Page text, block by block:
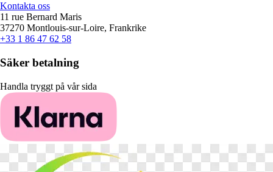
Kontakta oss
11 rue Bernard Maris
37270 Montlouis-sur-Loire, Frankrike
+33 1 86 47 62 58
Säker betalning
Handla tryggt på vår sida